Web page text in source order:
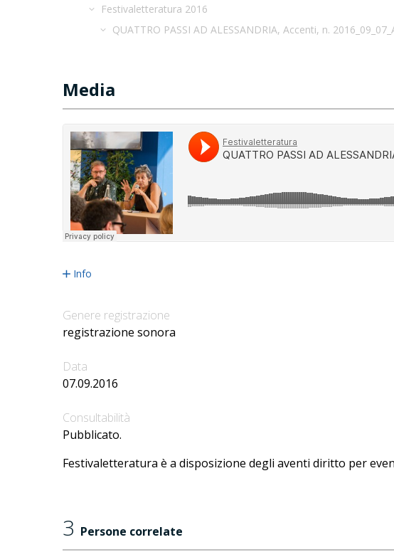
Festivaletteratura 2016
QUATTRO PASSI AD ALESSANDRIA, Accenti, n.
Media
Info
Genere registrazione
registrazione sonora
Data
07.09.2016
Consultabilità
Pubblicato.
Festivaletteratura è a disposizione degli aventi diritto per
3 Persone correlate